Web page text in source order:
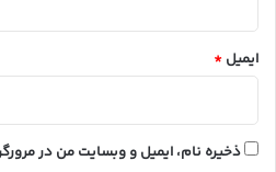
ایمیل *
ذخیره نام، ایمیل و وبسایت من در